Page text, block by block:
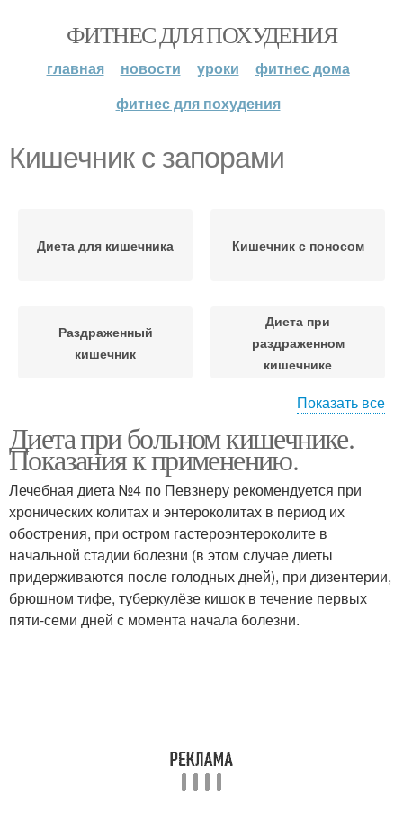
ФИТНЕС ДЛЯ ПОХУДЕНИЯ
главная новости уроки
фитнес дома
фитнес для похудения
Кишечник с запорами
Диета для кишечника Кишечник с поносом
Раздраженный
кишечник
Диета при
раздраженном
кишечнике
Кишечник с болевым
синдромом
Кишечник с диареей
Показать все
Диета при больном кишечнике.
Показания к применению.
Лечебная диета №4 по Певзнеру рекомендуется при
хронических колитах и энтероколитах в период их
обострения, при остром гастероэнтероколите в
начальной стадии болезни (в этом случае диеты
придерживаются после голодных дней), при дизентерии,
брюшном тифе, туберкулёзе кишок в течение первых
пяти-семи дней с момента начала болезни.